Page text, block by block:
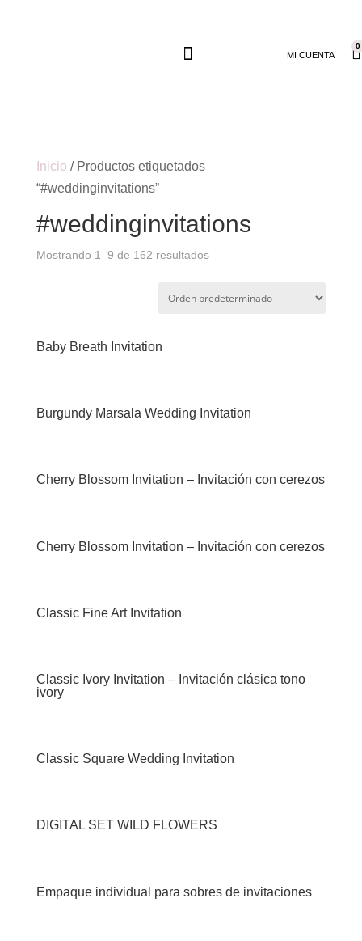
MI CUENTA
0
Inicio / Productos etiquetados
“#weddinginvitations”
#weddinginvitations
Mostrando 1–9 de 162 resultados
Baby Breath Invitation
Burgundy Marsala Wedding Invitation
Cherry Blossom Invitation – Invitación con cerezos
Cherry Blossom Invitation – Invitación con cerezos
Classic Fine Art Invitation
Classic Ivory Invitation – Invitación clásica tono
ivory
Classic Square Wedding Invitation
DIGITAL SET WILD FLOWERS
Empaque individual para sobres de invitaciones